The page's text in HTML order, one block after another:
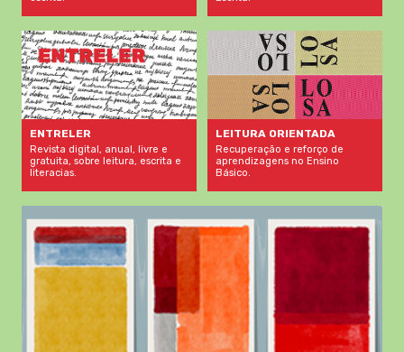
ENTRELER
Revista digital, anual, livre e
gratuita, sobre leitura, escrita e
literacias.
LEITURA ORIENTADA
Recuperação e reforço de
aprendizagens no Ensino
Básico.